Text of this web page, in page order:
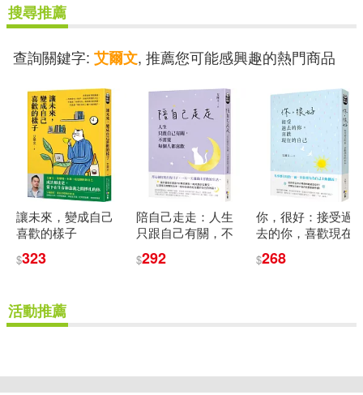
搜尋推薦
查詢關鍵字: 艾爾文, 推薦您可能感興趣的熱門商品
讓未來，變成自己
喜歡的樣子
$323
陪自己走走：人生
只跟自己有關，不
$292
你，很好：接受過
去的你，喜歡現在
$268
活動推薦